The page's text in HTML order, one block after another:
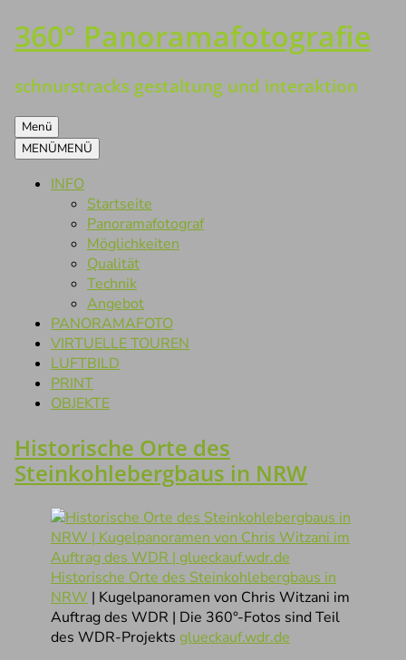
Zum
Inhalt
360° Panoramafotografie
schnurstracks gestaltung und interaktion
Menü
MENÜMENÜ
INFO
Startseite
Panoramafotograf
Möglichkeiten
Qualität
Technik
Angebot
PANORAMAFOTO
VIRTUELLE TOUREN
LUFTBILD
PRINT
OBJEKTE
Historische Orte des
Steinkohlebergbaus in NRW
Historische Orte des Steinkohlebergbaus in
NRW | Kugelpanoramen von Chris Witzani im
Auftrag des WDR | Die 360°-Fotos sind Teil
des WDR-Projekts glueckauf.wdr.de